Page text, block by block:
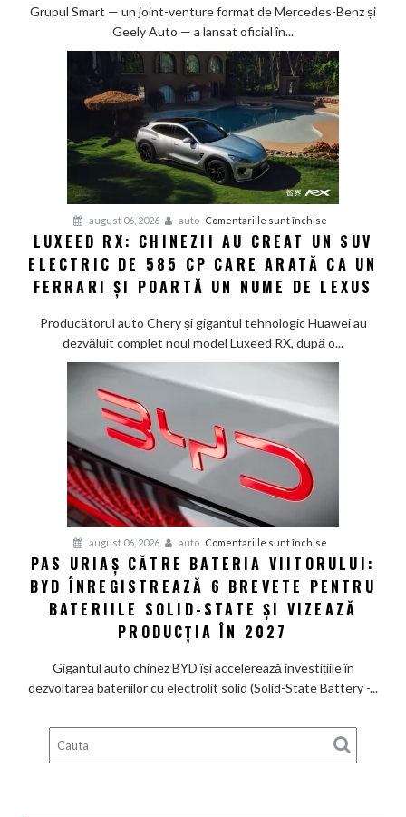
la
doar
12
minute:
lansează
noua
generație
Smart
în
China
Grupul Smart — un joint-venture format de Mercedes-Benz și
Geely Auto — a lansat oficial în...
august 06, 2026 auto Comentariile sunt închise
Luxeed
RX:
Chinezii
creat
un
585
și
poartă
nume
LUXEED RX: CHINEZII AU CREAT UN SUV
ELECTRIC DE 585 CP CARE ARATĂ CA UN
FERRARI ȘI POARTĂ UN NUME DE LEXUS
Producătorul auto Chery și gigantul tehnologic Huawei au
dezvăluit complet noul model Luxeed RX, după o...
august 06, 2026 auto Comentariile sunt închise
Pas
uriaș
către
BYD
pentru
bateriile
PAS URIAȘ CĂTRE BATERIA VIITORULUI:
BYD ÎNREGISTREAZĂ 6 BREVETE PENTRU
BATERIILE SOLID-STATE ȘI VIZEAZĂ
PRODUCȚIA ÎN 2027
Gigantul auto chinez BYD își accelerează investițiile în
dezvoltarea bateriilor cu electrolit solid (Solid-State Battery -...